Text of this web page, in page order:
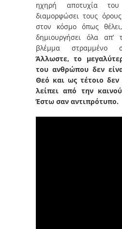
ηχηρή αποτυχία
διαμορφώσει τους
στον κόσμο όπως
δημιουργήσει όλα
βλέμμα στραμμένο
Άλλωστε, το
του ανθρώπου δεν
Θεό και ως τέτοιο
λείπει από την
Έστω σαν αντιπρότυπο.